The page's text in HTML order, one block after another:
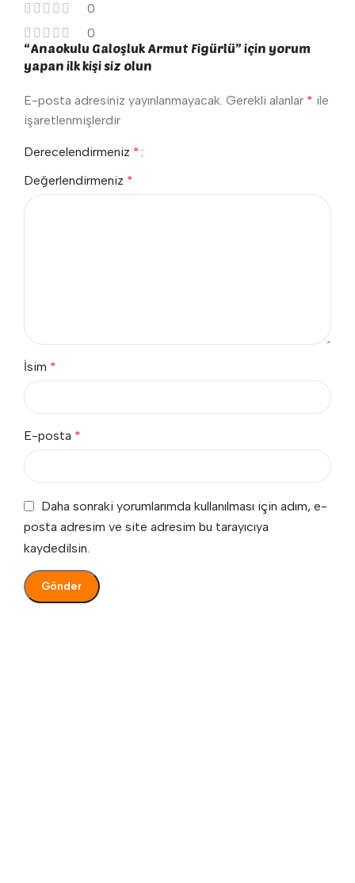
0
0
“Anaokulu Galoşluk Armut Figürlü” için yorum
yapan ilk kişi siz olun
E-posta adresiniz yayınlanmayacak. Gerekli alanlar * ile
işaretlenmişlerdir
Derecelendirmeniz *
Değerlendirmeniz *
İsim *
E-posta *
Daha sonraki yorumlarımda kullanılması için adım, e-
posta adresim ve site adresim bu tarayıcıya
kaydedilsin.